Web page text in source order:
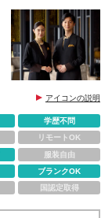
アイコンの説明
学歴不問
リモートOK
服装自由
ブランクOK
国認定取得